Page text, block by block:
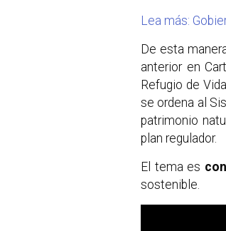
Lea más:
De esta
anterior en
Refugio de
se ordena al
patrimonio
plan regulador.
El tema es
sostenible.